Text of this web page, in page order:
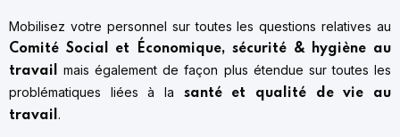
Mobilisez votre personnel sur toutes les questions relatives au
Comité Social et Économique, sécurité & hygiène au
travail mais également de façon plus étendue sur toutes les
problématiques liées à la santé et qualité de vie au
travail.